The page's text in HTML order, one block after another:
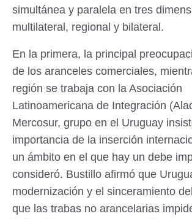
simultánea y paralela en tres
multilateral, regional y bilateral.
En la primera, la principal
de los aranceles comerciales,
región se trabaja con la Asociación
Latinoamericana de Integración
Mercosur, grupo en el Uruguay
importancia de la inserción
un ámbito en el que hay un debe
consideró. Bustillo afirmó que
modernización y el sinceramiento
que las trabas no arancelarias